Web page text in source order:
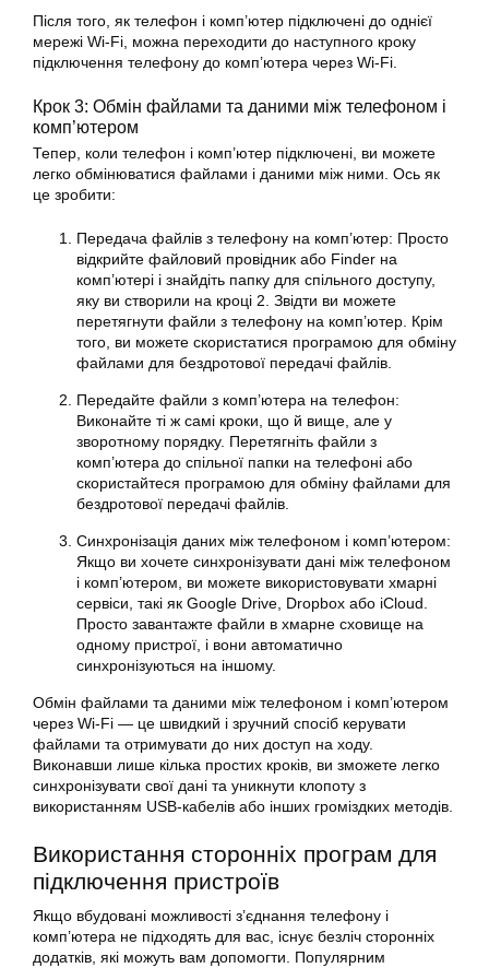
Після того, як телефон і комп’ютер підключені до однієї
мережі Wi-Fi, можна переходити до наступного кроку
підключення телефону до комп’ютера через Wi-Fi.
Крок 3: Обмін файлами та даними між телефоном і
комп’ютером
Тепер, коли телефон і комп’ютер підключені, ви можете
легко обмінюватися файлами і даними між ними. Ось як
це зробити:
Передача файлів з телефону на комп’ютер: Просто
відкрийте файловий провідник або Finder на
комп’ютері і знайдіть папку для спільного доступу,
яку ви створили на кроці 2. Звідти ви можете
перетягнути файли з телефону на комп’ютер. Крім
того, ви можете скористатися програмою для обміну
файлами для бездротової передачі файлів.
Передайте файли з комп’ютера на телефон:
Виконайте ті ж самі кроки, що й вище, але у
зворотному порядку. Перетягніть файли з
комп’ютера до спільної папки на телефоні або
скористайтеся програмою для обміну файлами для
бездротової передачі файлів.
Синхронізація даних між телефоном і комп’ютером:
Якщо ви хочете синхронізувати дані між телефоном
і комп’ютером, ви можете використовувати хмарні
сервіси, такі як Google Drive, Dropbox або iCloud.
Просто завантажте файли в хмарне сховище на
одному пристрої, і вони автоматично
синхронізуються на іншому.
Обмін файлами та даними між телефоном і комп’ютером
через Wi-Fi — це швидкий і зручний спосіб керувати
файлами та отримувати до них доступ на ходу.
Виконавши лише кілька простих кроків, ви зможете легко
синхронізувати свої дані та уникнути клопоту з
використанням USB-кабелів або інших громіздких методів.
Використання сторонніх програм для
підключення пристроїв
Якщо вбудовані можливості з’єднання телефону і
комп’ютера не підходять для вас, існує безліч сторонніх
додатків, які можуть вам допомогти. Популярним